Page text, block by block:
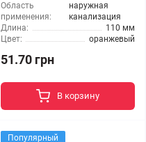
Область
применения:
наружная
канализация
Длина:
110 мм
Цвет:
оранжевый
51.70 грн
В корзину
Популярный